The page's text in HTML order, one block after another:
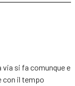
via si fa comunque e
con il tempo